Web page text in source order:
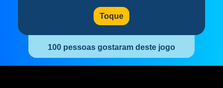
Toque
100 pessoas gostaram deste jogo